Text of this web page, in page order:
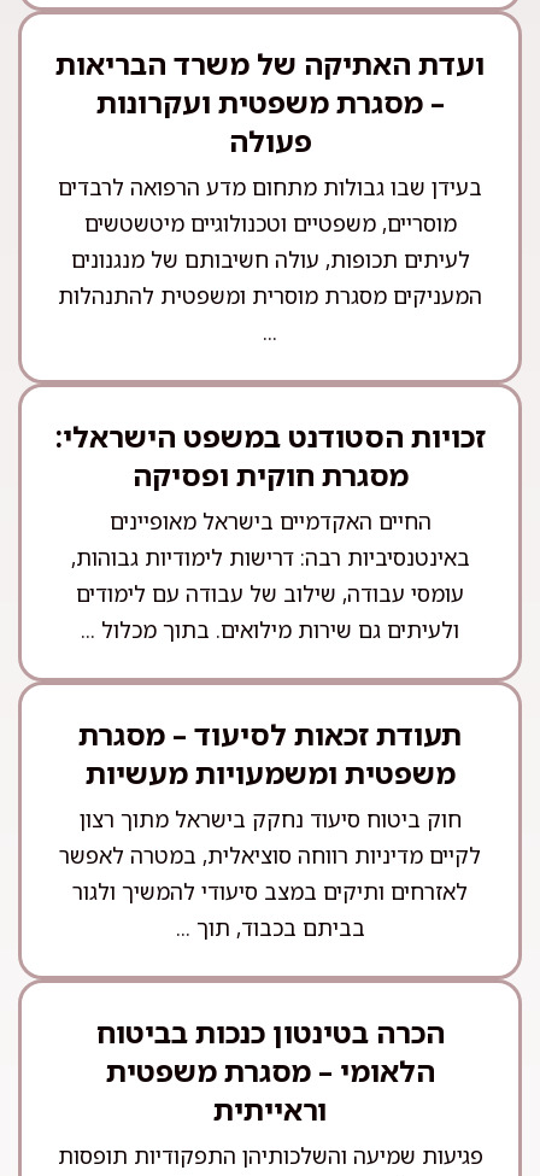
ועדת האתיקה של משרד הבריאות
– מסגרת משפטית ועקרונות
פעולה
בעידן שבו גבולות מתחום מדע הרפואה לרבדים
מוסריים, משפטיים וטכנולוגיים מיטשטשים
לעיתים תכופות, עולה חשיבותם של מנגנונים
המעניקים מסגרת מוסרית ומשפטית להתנהלות
...
זכויות הסטודנט במשפט הישראלי:
מסגרת חוקית ופסיקה
החיים האקדמיים בישראל מאופיינים
באינטנסיביות רבה: דרישות לימודיות גבוהות,
עומסי עבודה, שילוב של עבודה עם לימודים
ולעיתים גם שירות מילואים. בתוך מכלול ...
תעודת זכאות לסיעוד – מסגרת
משפטית ומשמעויות מעשיות
חוק ביטוח סיעוד נחקק בישראל מתוך רצון
לקיים מדיניות רווחה סוציאלית, במטרה לאפשר
לאזרחים ותיקים במצב סיעודי להמשיך ולגור
בביתם בכבוד, תוך ...
הכרה בטינטון כנכות בביטוח
הלאומי – מסגרת משפטית
וראייתית
פגיעות שמיעה והשלכותיהן התפקודיות תופסות